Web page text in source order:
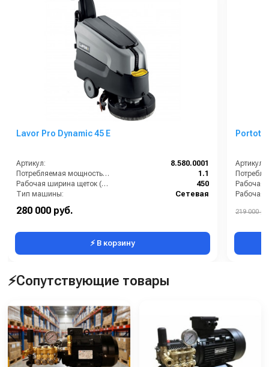
Lavor Pro Dynamic 45 E
Артикул:
8.580.0001
Потребляемая мощность (кВт):
1.1
Рабочая ширина щеток (мм):
450
Тип машины:
Сетевая
Уровень шума (дБ):
280 000 руб.
⚡ В корзину
Артикул:
219 000
⚡Сопутствующие товары